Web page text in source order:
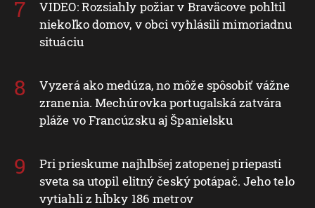
VIDEO: Rozsiahly požiar v Braväcove pohltil
niekoľko domov, v obci vyhlásili mimoriadnu
situáciu
Vyzerá ako medúza, no môže spôsobiť vážne
zranenia. Mechúrovka portugalská zatvára
pláže vo Francúzsku aj Španielsku
Pri prieskume najhlbšej zatopenej priepasti
sveta sa utopil elitný český potápač. Jeho telo
vytiahli z hĺbky 186 metrov